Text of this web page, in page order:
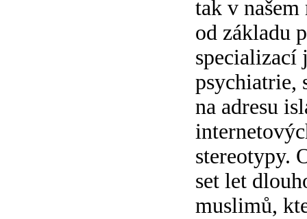
tak v
od základu
specializací
psychiatrie,
na adresu
stereotypy.
set let
muslimů,